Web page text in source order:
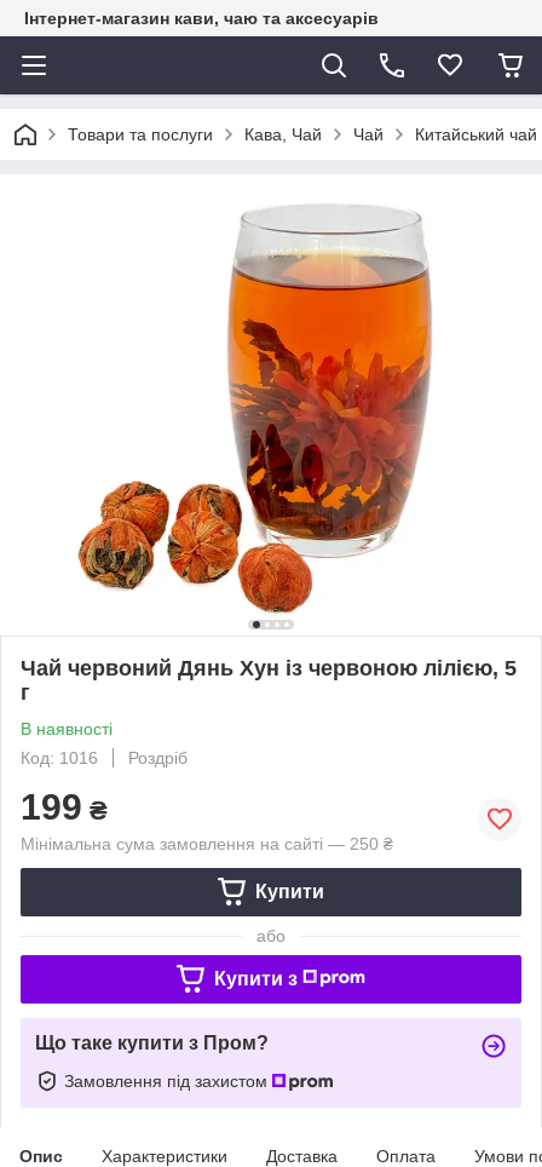
Інтернет-магазин кави, чаю та аксесуарів
Товари та послуги Кава, Чай Чай Китайський чай
Чай червоний Дянь Хун із червоною лілією, 5
г
В наявності
Код: 1016
Роздріб
199 ₴
Мінімальна сума замовлення на сайті — 250 ₴
Купити
або
Купити з
Що таке купити з Пром?
Замовлення під захистом
Опис Характеристики Доставка Оплата Умови